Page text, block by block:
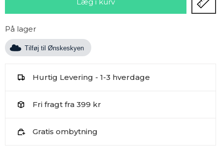
På lager
Tilføj til Ønskeskyen
Hurtig Levering - 1-3 hverdage
Fri fragt fra 399 kr
Gratis ombytning